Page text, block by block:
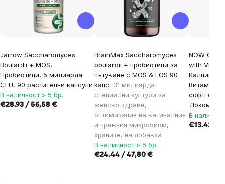
Jarrow Saccharomyces
Boulardii + MOS,
Пробиотици, 5 милиарда
CFU, 90 растителни капсули
В наличност > 5 бр.
€28.93 / 56,58 €
BrainMax Saccharomyces
boulardii + пробиотици за
пътуване с MOS & FOS 90
капс. 31 милиарда
специални култури за
женско здраве,
оптимизация на вагиналния
и чревния микробиом,
хранителна добавка
В наличност > 5 бр.
€24.44 / 47,80 €
NOW
with
Калций +
Витамин
софтгел
В
€13.43 /